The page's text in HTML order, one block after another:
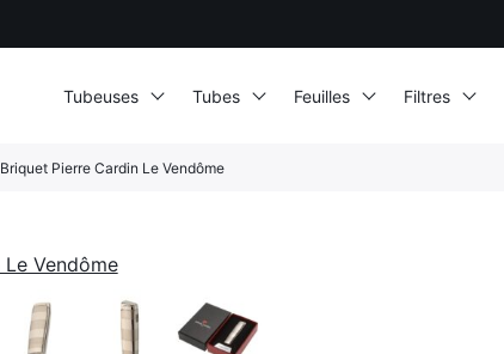
Briquet Pierre Cardin Le Vendôme
Tubeuses Tubes Feuilles Filtres